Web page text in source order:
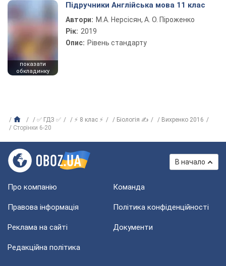
показати
обкладинку
Підручники Англійська мова 11 клас
Автори: М.А. Нерсісян, А. О. Піроженко
Рік: 2019
Опис: Рівень стандарту
✅ ГДЗ ✅ ⚡ 8 клас ⚡ Біологія ✍
Вихренко 2016
Сторінки 6-20
В начало
Про компанію Команда
Правова інформація Політика конфіденційності
Реклама на сайті Документи
Редакційна політика